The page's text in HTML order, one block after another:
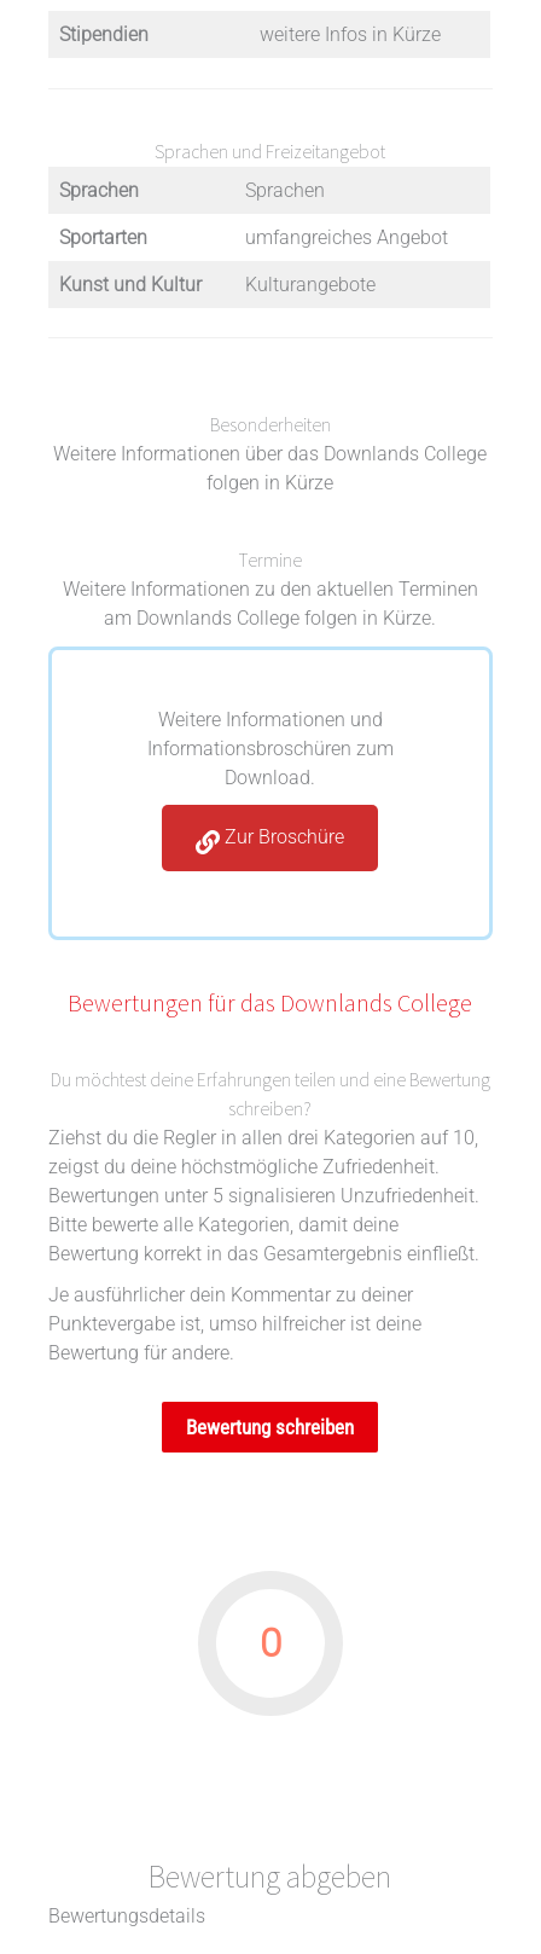
Stipendien weitere Infos in Kürze
Sprachen und Freizeitangebot
Sprachen Sprachen
Sportarten umfangreiches Angebot
Kunst und Kultur Kulturangebote
Besonderheiten
Weitere Informationen über das Downlands College
folgen in Kürze
Termine
Weitere Informationen zu den aktuellen Terminen
am Downlands College folgen in Kürze.
Weitere Informationen und
Informationsbroschüren zum
Download.
Zur Broschüre
Bewertungen für das Downlands College
Du möchtest deine Erfahrungen teilen und eine Bewertung
schreiben?
Ziehst du die Regler in allen drei Kategorien auf 10,
zeigst du deine höchstmögliche Zufriedenheit.
Bewertungen unter 5 signalisieren Unzufriedenheit.
Bitte bewerte alle Kategorien, damit deine
Bewertung korrekt in das Gesamtergebnis einfließt.
Je ausführlicher dein Kommentar zu deiner
Punktevergabe ist, umso hilfreicher ist deine
Bewertung für andere.
Bewertung schreiben
0
Bewertung abgeben
Bewertungsdetails